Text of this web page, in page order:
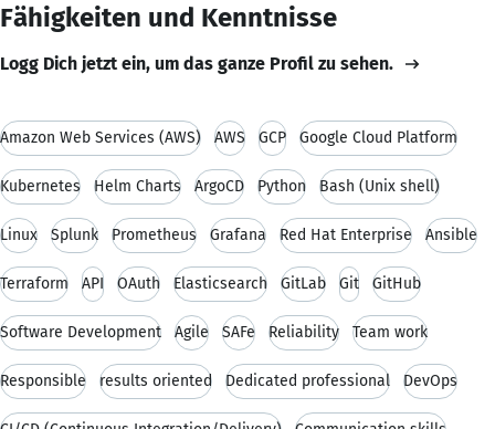
Fähigkeiten und Kenntnisse
Logg Dich jetzt ein, um das ganze Profil zu sehen.
Amazon Web Services (AWS) AWS GCP Google Cloud Platform
Kubernetes Helm Charts ArgoCD Python Bash (Unix shell)
Linux Splunk Prometheus Grafana Red Hat Enterprise Ansible
Terraform API OAuth Elasticsearch GitLab Git GitHub
Software Development Agile SAFe Reliability Team work
Responsible results oriented Dedicated professional DevOps